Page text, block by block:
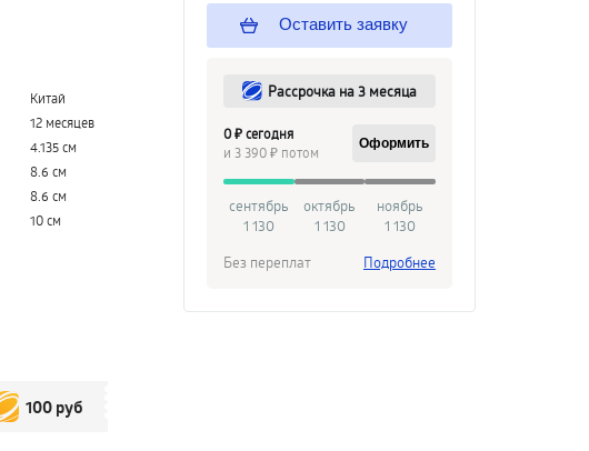
Китай
12 месяцев
4.135 см
8.6 см
8.6 см
10 см
100 руб
Оставить заявку
Рассрочка на 3 месяца
0 ₽ сегодня
и 3 390 ₽ потом
Оформить
сентябрь
1 130
октябрь
1 130
ноябрь
1 130
Без переплат
Подробнее